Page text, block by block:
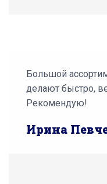
Большой
делают быстро,
Рекомендую!
Ирина